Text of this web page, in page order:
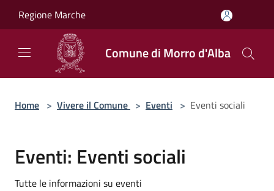
Regione Marche
Comune di Morro d'Alba
Home > Vivere il Comune > Eventi > Eventi sociali
Eventi: Eventi sociali
Tutte le informazioni su eventi